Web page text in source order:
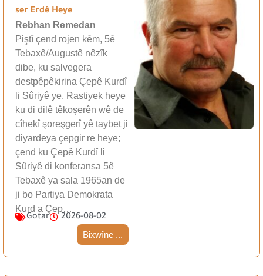
ser Erdê Heye
Rebhan Remedan
Piştî çend rojen kêm, 5ê
Tebaxê/Augustê nêzîk
dibe, ku salvegera
destpêpêkirina Çepê Kurdî
li Sûriyê ye. Rastiyek heye
ku di dilê têkoşerên wê de
cîhekî şoreşgerî yê taybet ji
diyardeya çepgir re heye;
çend ku Çepê Kurdî li
Sûriyê di konferansa 5ê
Tebaxê ya sala 1965an de
ji bo Partiya Demokrata
Kurd a Çep…
Gotar 2026-08-02
Bixwîne ...